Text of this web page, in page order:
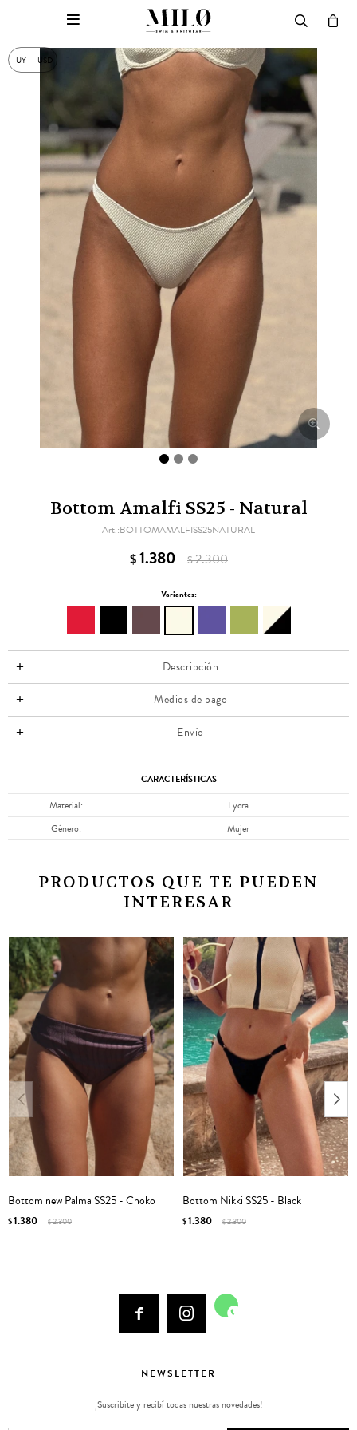
UY USD

Bottom Amalfi SS25 - Natural
BOTTOMAMALFISS25NATURAL
$1.380 $2.300
Variantes:
Descripción
Medios de pago
Envío
CARACTERÍSTICAS
Material
Lycra
Género
Mujer
PRODUCTOS QUE TE PUEDEN
INTERESAR
Bottom new Palma SS25 - Choko
$1.380 $2.300
Bottom Nikki SS25 - Black
$1.380 $2.300
  
NEWSLETTER
¡Suscribite y recibí todas nuestras novedades!